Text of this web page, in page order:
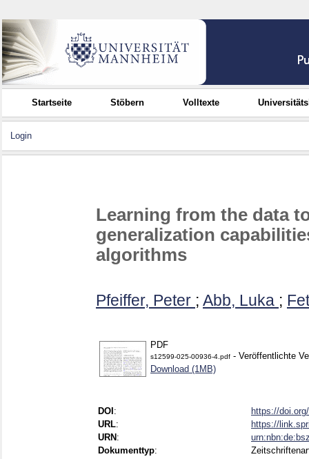
Startseite Stöbern Volltexte
Login
Learning from the data
generalization
algorithms
Pfeiffer, Peter ; Abb, Luka ;
PDF
s12599-025-00936-4.pdf - Veröffentlichte
Download (1MB)
DOI :
https://
URL:
https://
URN :
Dokumenttyp: